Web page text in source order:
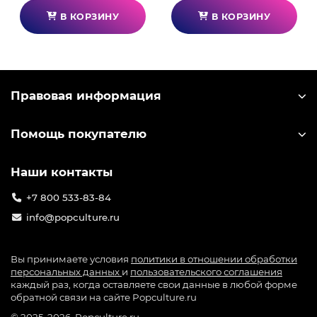
В КОРЗИНУ В КОРЗИНУ
Правовая информация
Помощь покупателю
Наши контакты
+7 800 533-83-84
info@popculture.ru
Вы принимаете условия политики в отношении обработки
персональных данных и пользовательского соглашения
каждый раз, когда оставляете свои данные в любой форме
обратной связи на сайте Popculture.ru